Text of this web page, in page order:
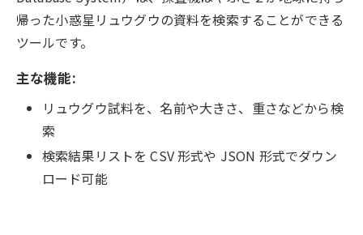
帰った小惑星リュウグウの資料を検索することができる
ツールです。
主な機能:
リュウグウ試料を、名前や大きさ、重さなどから検
索
検索結果リストを CSV 形式や JSON 形式でダウン
ロード可能